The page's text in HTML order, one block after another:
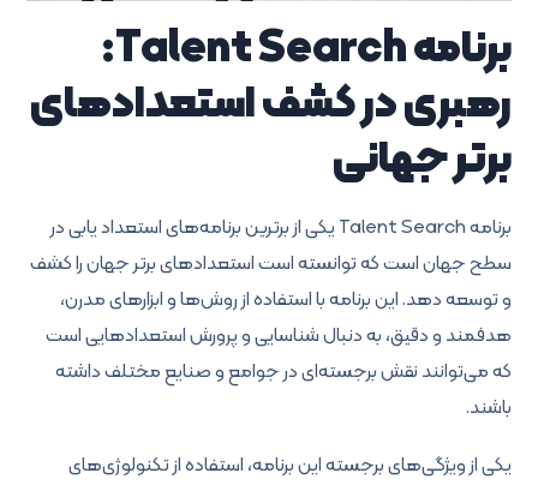
برنامهTalent Search
:
رهبری در کشف استعدادهای
برتر جهانی
برنامه Talent Search
یکی از برترین برنامه‌های استعداد یابی در
سطح جهان است که توانسته است استعدادهای برتر جهان را کشف
و توسعه دهد. این برنامه با استفاده از روش‌ها و ابزارهای مدرن،
هدفمند و دقیق، به دنبال شناسایی و پرورش استعدادهایی است
که می‌توانند نقش برجسته‌ای در جوامع و صنایع مختلف داشته
باشند.
یکی از ویژگی‌های برجسته این برنامه، استفاده از تکنولوژی‌های